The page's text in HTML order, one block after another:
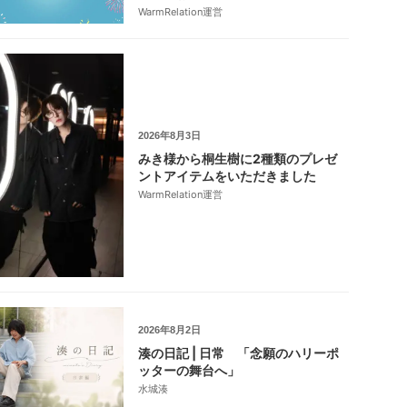
WarmRelation運営
2026年8月3日
みき様から桐生樹に2種類のプレゼ
ントアイテムをいただきました
WarmRelation運営
2026年8月2日
湊の日記 | 日常 「念願のハリーポ
ッターの舞台へ」
水城湊